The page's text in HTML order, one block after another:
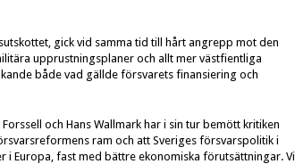
gick vid samma tid till hårt angrepp mot den
upprustningsplaner och allt mer västfientliga
både vad gällde försvarets finansiering och
Forssell och Hans Wallmark har i sin tur bemött kritiken
ram och att Sveriges försvarspolitik i
Europa, fast med bättre ekonomiska förutsättningar. Vi